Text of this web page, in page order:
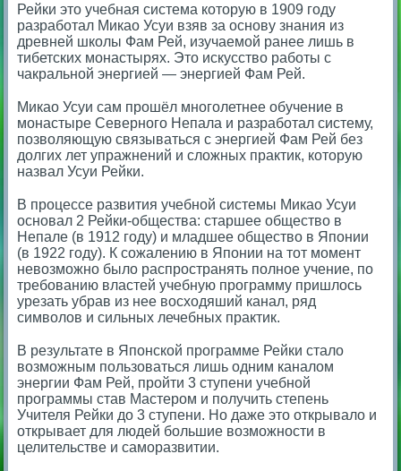
Рейки это учебная система которую в 1909 году
разработал Микао Усуи взяв за основу знания из
древней школы Фам Рей, изучаемой ранее лишь в
тибетских монастырях. Это искусство работы с
чакральной энергией — энергией Фам Рей.
Микао Усуи сам прошёл многолетнее обучение в
монастыре Северного Непала и разработал систему,
позволяющую связываться с энергией Фам Рей без
долгих лет упражнений и сложных практик, которую
назвал Усуи Рейки.
В процессе развития учебной системы Микао Усуи
основал 2 Рейки-общества: старшее общество в
Непале (в 1912 году) и младшее общество в Японии
(в 1922 году). К сожалению в Японии на тот момент
невозможно было распространять полное учение, по
требованию властей учебную программу пришлось
урезать убрав из нее восходяший канал, ряд
символов и сильных лечебных практик.
В результате в Японской программе Рейки стало
возможным пользоваться лишь одним каналом
энергии Фам Рей, пройти 3 ступени учебной
программы став Мастером и получить степень
Учителя Рейки до 3 ступени. Но даже это открывало и
открывает для людей большие возможности в
целительстве и саморазвитии.